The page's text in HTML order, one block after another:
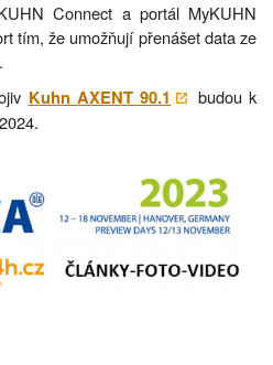
Connect a portál MyKUHN
tím, že umožňují přenášet data ze
Kuhn AXENT 90.1
budou k